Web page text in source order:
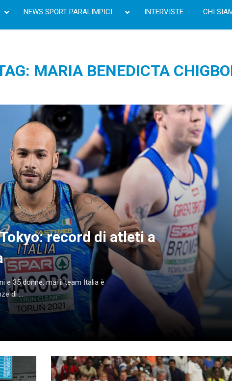
NEWS SPORT PARALIMPICI INTERVISTE CHI
MARIA BENEDICTA
record di atleti a
e 35 donne, mai il team Italia è
di ...